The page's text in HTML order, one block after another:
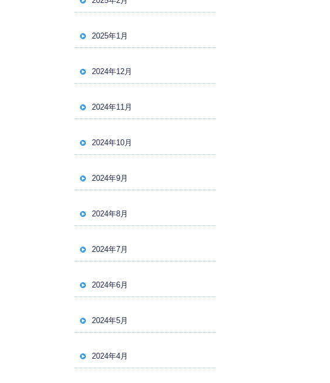
2025年1月
2024年12月
2024年11月
2024年10月
2024年9月
2024年8月
2024年7月
2024年6月
2024年5月
2024年4月